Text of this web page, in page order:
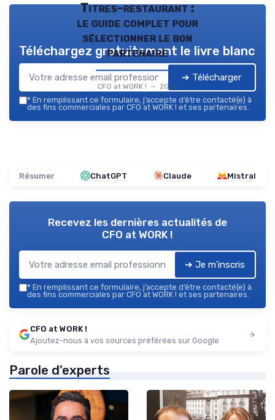
Titres-restaurant :
le guide complet pour
sélectionner le bon
partenaire
CFO at WORK ! — 2026
Téléchargez gratuitement le livre blanc
➔ Télécharger
* En remplissant ce formulaire, j’accepte d’être contacté(e) à
des fins commerciales par CFO at WORK ! et ses partenaires.
Résumer ChatGPT Claude Mistral
Recevez les dernières actualités de
CFO at WORK !
➔ Je m'inscris
* En remplissant ce formulaire, j’accepte d’être contacté(e) à
des fins commerciales par CFO at WORK ! et ses partenaires.
CFO at WORK !
Ajoutez-nous à vos sources préférées sur Google
Parole d'experts